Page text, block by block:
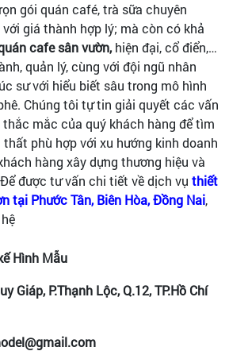
gói quán café, trà sữa chuyên
giá thành hợp lý; mà còn có khả
cafe sân vườn,hiện đại, cổ điển,…
quản lý, cùng với đội ngũ nhân
sư với hiểu biết sâu trong mô hình
Chúng tôi tự tin giải quyết các vấn
mắc của quý khách hàng để tìm
phù hợp với xu hướng kinh doanh
hàng xây dựng thương hiệu và
được tư vấn chi tiết về dịch vụ thiết
tại Phước Tân, Biên Hòa, Đồng Nai,
Hình Mẫu
Giáp, P.Thạnh Lộc, Q.12, TP.Hồ Chí